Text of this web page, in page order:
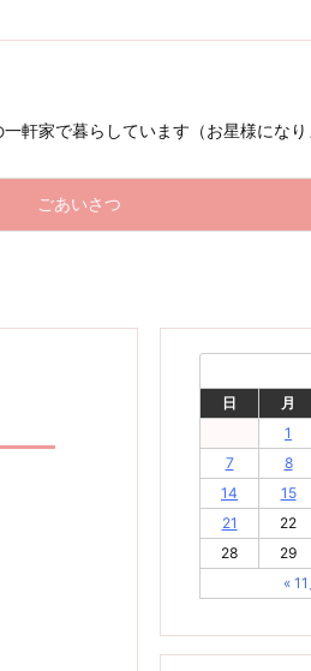
軒家で暮らしています（お星様にな
ごあいさつ
日
月
1
7
8
14
15
21
22
28
29
«